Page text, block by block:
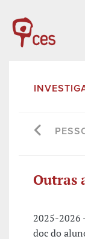
Outras
2025-2026
doc do